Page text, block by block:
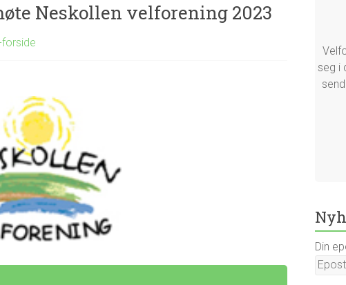
Neskollen velforening 2023
forside
seg i
Din